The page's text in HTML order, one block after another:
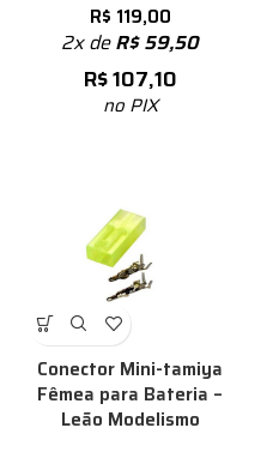
R$ 119,00
2x deR$59,50
R$107,10
no PIX
Conector Mini-tamiya
Fêmea para Bateria –
Leão Modelismo